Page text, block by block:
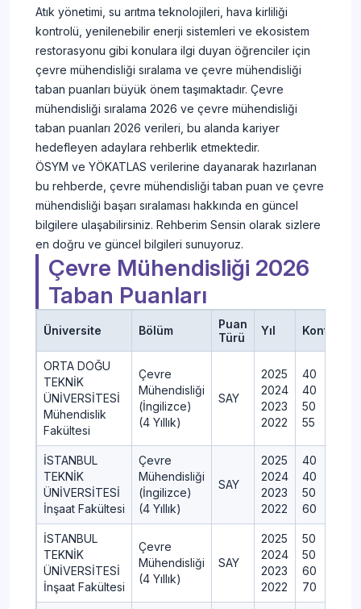
Atık yönetimi, su arıtma teknolojileri, hava kirliliği
kontrolü, yenilenebilir enerji sistemleri ve ekosistem
restorasyonu gibi konulara ilgi duyan öğrenciler için
çevre mühendisliği sıralama ve çevre mühendisliği
taban puanları büyük önem taşımaktadır. Çevre
mühendisliği sıralama 2026 ve çevre mühendisliği
taban puanları 2026 verileri, bu alanda kariyer
hedefleyen adaylara rehberlik etmektedir.
ÖSYM ve YÖKATLAS verilerine dayanarak hazırlanan
bu rehberde, çevre mühendisliği taban puan ve çevre
mühendisliği başarı sıralaması hakkında en güncel
bilgilere ulaşabilirsiniz. Rehberim Sensin olarak sizlere
en doğru ve güncel bilgileri sunuyoruz.
Çevre Mühendisliği 2026
Taban Puanları
Üniversite Bölüm
Puan
Türü
Yıl Kontenjan
ORTA DOĞU
TEKNİK
ÜNİVERSİTESİ
Mühendislik
Fakültesi
Çevre
Mühendisliği
(İngilizce)
(4 Yıllık)
SAY
2025
2024
2023
2022
40
40
50
55
İSTANBUL
TEKNİK
ÜNİVERSİTESİ
İnşaat Fakültesi
Çevre
Mühendisliği
(İngilizce)
(4 Yıllık)
SAY
2025
2024
2023
2022
40
40
50
60
İSTANBUL
TEKNİK
ÜNİVERSİTESİ
İnşaat Fakültesi
Çevre
Mühendisliği
(4 Yıllık)
SAY
2025
2024
2023
2022
50
50
60
70